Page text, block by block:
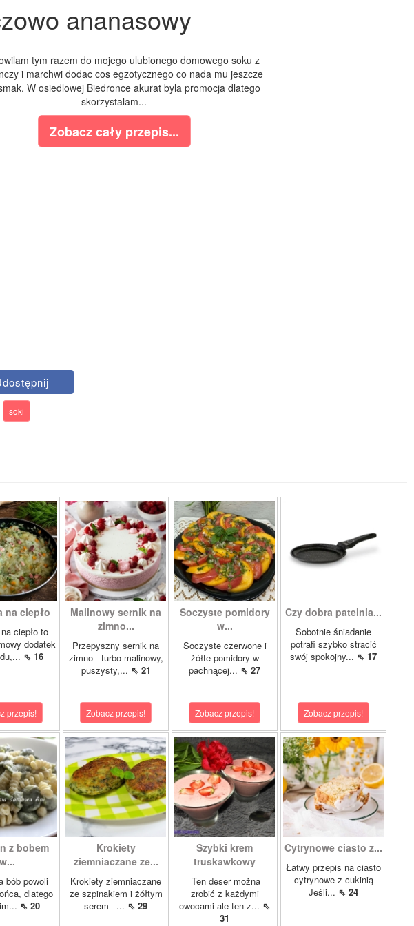
ananasowy
tym razem do mojego ulubionego domowego soku z
i marchwi dodac cos egzotycznego co nada mu jeszcze
W osiedlowej Biedronce akurat byla promocja dlatego
skorzystalam...
Zobacz cały przepis...
soki
na ciepło
ciepło to
dodatek
⇖ 16
przepis!
Malinowy sernik na
zimno...
Przepyszny sernik na
zimno - turbo malinowy,
puszysty,... ⇖ 21
Zobacz przepis!
Soczyste pomidory
w...
Soczyste czerwone i
żółte pomidory w
pachnącej... ⇖ 27
Zobacz przepis!
Czy dobra patelnia...
Sobotnie śniadanie
potrafi szybko stracić
swój spokojny... ⇖ 17
Zobacz przepis!
z bobem
w...
bób powoli
dlatego
⇖ 20
Krokiety
ziemniaczane ze...
Krokiety ziemniaczane
ze szpinakiem i żółtym
serem –... ⇖ 29
Szybki krem
truskawkowy
Ten deser można
zrobić z każdymi
owocami ale ten z... ⇖
31
Cytrynowe ciasto z...
Łatwy przepis na ciasto
cytrynowe z cukinią
Jeśli... ⇖ 24